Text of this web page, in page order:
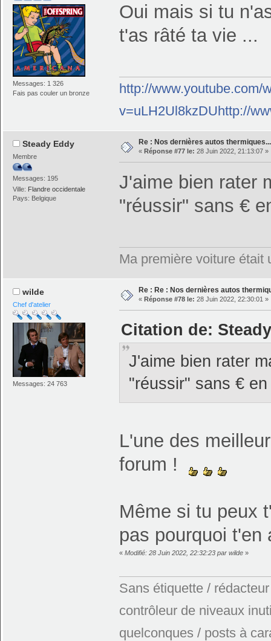
Messages: 1 326
Fais pas couler un bronze
Oui mais si tu
t'as râté ta vie ...
http://www.youtube.com/
v=uLH2Ul8kzDUhttp://
Steady Eddy
Membre
Messages: 195
Ville: Flandre occidentale
Pays: Belgique
Re : Nos dernières autos
« Réponse #77 le: 28 Juin 2022, 21:13:07 »
J'aime bien rater
"réussir" sans €
Ma première voiture était
wilde
Chef d'atelier
Messages: 24 763
Re : Re : Nos dernières autos
« Réponse #78 le: 28 Juin 2022, 22:30:01 »
Citation de:
J'aime bien rater
"réussir" sans €
L'une des
forum !
Même si tu peux
pas pourquoi
« Modifié: 28 Juin 2022, 22:32:23 par wilde»
Sans étiquette /
contrôleur de niveaux
quelconques / posts à